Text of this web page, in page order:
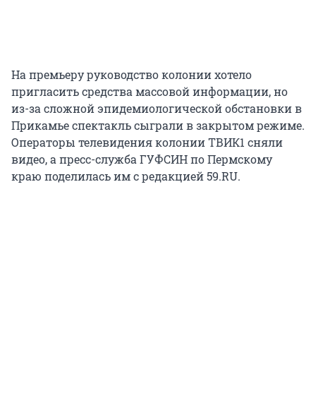
На премьеру руководство колонии хотело
пригласить средства массовой информации, но
из-за сложной эпидемиологической обстановки в
Прикамье спектакль сыграли в закрытом режиме.
Операторы телевидения колонии ТВИК1 сняли
видео, а пресс-служба ГУФСИН по Пермскому
краю поделилась им с редакцией 59.RU.